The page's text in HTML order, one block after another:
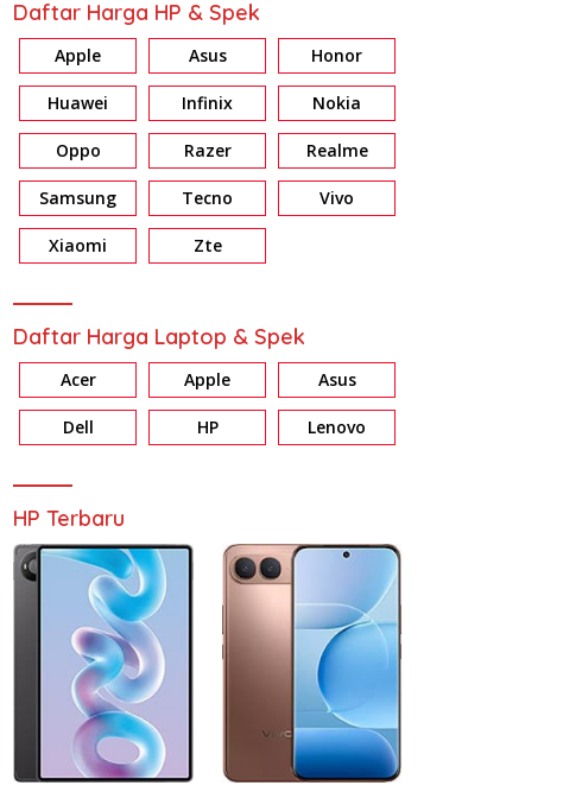
Review HONOR X7d: Baterai &
Memori Jumbo, Harga Masuk
Review Galaxy A37 5G:
Daftar Harga HP & Spek
Apple Asus Honor
Huawei Infinix Nokia
Oppo Razer Realme
Samsung Tecno Vivo
Xiaomi Zte
Daftar Harga Laptop & Spek
Acer Apple Asus
Dell HP Lenovo
HP Terbaru